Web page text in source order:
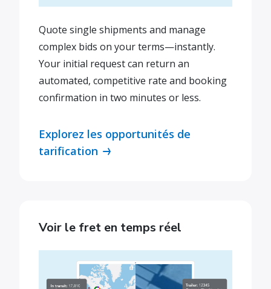
Quote single shipments and manage
complex bids on your terms—instantly.
Your initial request can return an
automated, competitive rate and booking
confirmation in two minutes or less.
Explorez les opportunités de
tarification
Voir le fret en temps réel